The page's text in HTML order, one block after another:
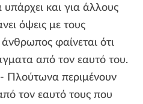
υπάρχει και για άλλους
όψεις με τους
φαίνεται ότι
από τον εαυτό του.
Πλούτωνα περιμένουν
τον εαυτό τους που